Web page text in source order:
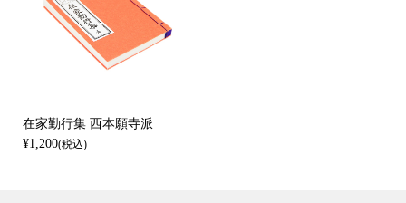
在家勤行集 西本願寺派
¥1,200(税込)